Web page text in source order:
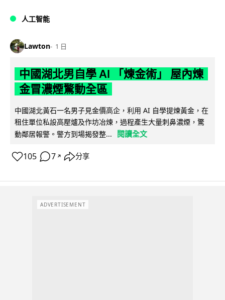
人工智能
Lawton 1 日
中國湖北男自學 AI 「煉金術」 屋內煉
金冒濃煙驚動全區
中國湖北黃石一名男子見金價高企，利用 AI 自學提煉黃金，在
租住單位私設高壓爐及作坊冶煉，過程產生大量刺鼻濃煙，驚
動鄰居報警。警方到場揭發整...
閱讀全文
105 7 ↗ 分享
ADVERTISEMENT